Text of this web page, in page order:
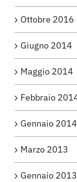
Ottobre 2016
Giugno 2014
Maggio 2014
Febbraio
Gennaio 2014
Marzo 2013
Gennaio 2013